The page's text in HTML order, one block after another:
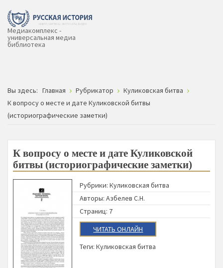
Медиакомплекс -
универсальная медиа
библиотека
Вы здесь: Главная Рубрикатор
Куликовская битва
К вопросу о месте и дате Куликовской битвы
(историографические заметки)
К вопросу о месте и дате Куликовской
битвы (историографические заметки)
Рубрики:Куликовская битва
Авторы:Азбелев С.Н.
Страниц: 7
ЧИТАТЬ ОНЛАЙН
Теги:Куликовская битва